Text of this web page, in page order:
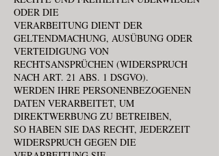
ODER DIE
VERARBEITUNG DIENT DER
GELTENDMACHUNG, AUSÜBUNG ODER
VERTEIDIGUNG VON
RECHTSANSPRÜCHEN (WIDERSPRUCH
NACH ART. 21 ABS. 1 DSGVO).
WERDEN IHRE PERSONENBEZOGENEN
DATEN VERARBEITET, UM
DIREKTWERBUNG ZU BETREIBEN,
SO HABEN SIE DAS RECHT, JEDERZEIT
WIDERSPRUCH GEGEN DIE